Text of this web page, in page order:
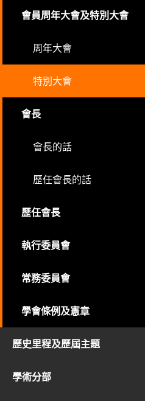
會員周年大會及特別大會
周年大會
特別大會
會長
會長的話
歷任會長的話
歷任會長
執行委員會
常務委員會
學會條例及憲章
歷史里程及歷屆主題
學術分部